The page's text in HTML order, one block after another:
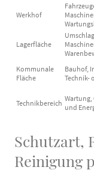
Werkhof
Lagerfläche
Kommunale
Fläche
Bauhof,
Technik-
Technikbereich und
Schutzart,
Reinigung